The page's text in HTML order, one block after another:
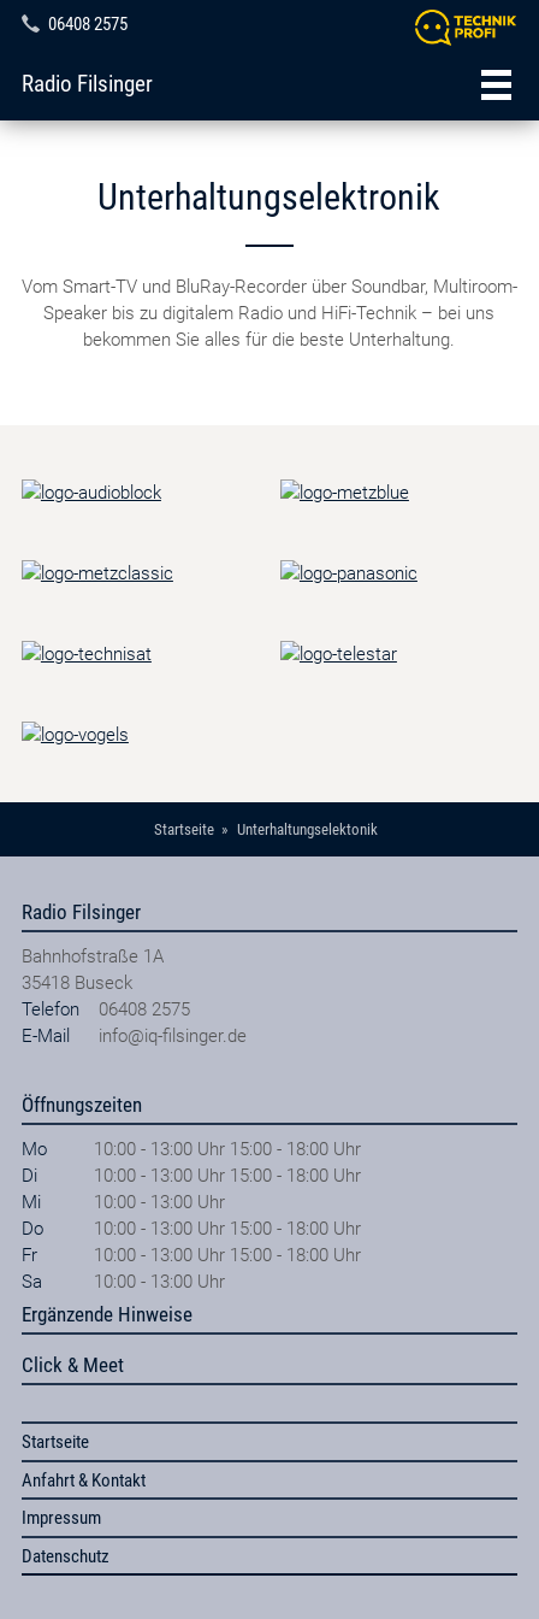
06408 2575
Radio Filsinger
Unterhaltungselektronik
Vom Smart-TV und BluRay-Recorder über Soundbar, Multiroom-
Speaker bis zu digitalem Radio und HiFi-Technik – bei uns
bekommen Sie alles für die beste Unterhaltung.
Startseite Unterhaltungselektonik
Radio Filsinger
Bahnhofstraße 1A
35418 Buseck
Telefon
06408 2575
E-Mail
info@iq-filsinger.de
Öffnungszeiten
Mo
10:00 - 13:00 Uhr 15:00 - 18:00 Uhr
Di
10:00 - 13:00 Uhr 15:00 - 18:00 Uhr
Mi
10:00 - 13:00 Uhr
Do
10:00 - 13:00 Uhr 15:00 - 18:00 Uhr
Fr
10:00 - 13:00 Uhr 15:00 - 18:00 Uhr
Sa
10:00 - 13:00 Uhr
Ergänzende Hinweise
Click & Meet
Startseite
Anfahrt & Kontakt
Impressum
Datenschutz